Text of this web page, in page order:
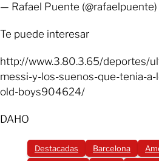
— Rafael Puente
Te puede interesar
http://www.3.80.3.65/deportes/
messi-y-los-suenos-que-tenia-
old-boys904624/
DAHO
Destacadas Barcelona